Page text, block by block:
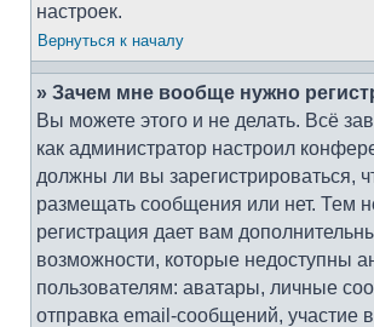
настроек.
Вернуться к началу
» Зачем мне вообще нужно
Вы можете этого и не делать. Всё
как администратор настроил
должны ли вы зарегистрироваться,
размещать сообщения или нет. Тем
регистрация дает вам
возможности, которые недоступны
пользователям: аватары, личные
отправка email-сообщений, участие в